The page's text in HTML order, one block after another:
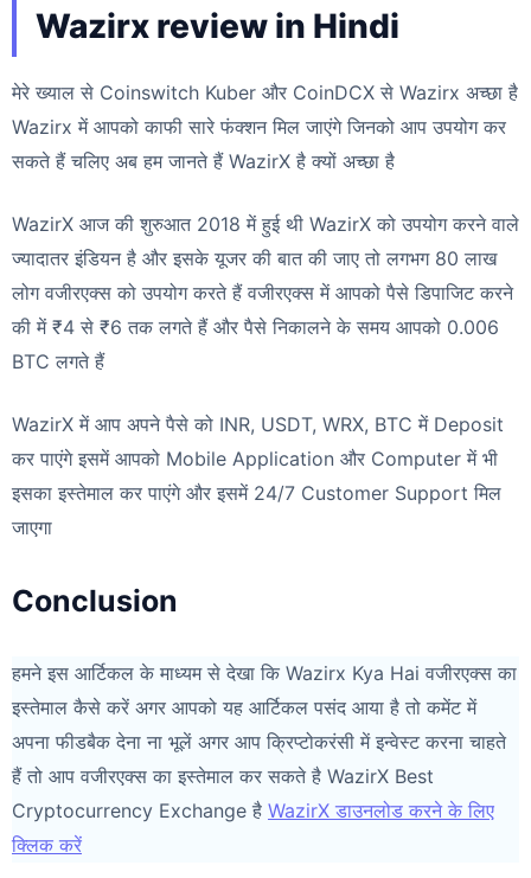
Wazirx review in Hindi
मेरे ख्याल से Coinswitch Kuber और CoinDCX से Wazirx अच्छा है
Wazirx में आपको काफी सारे फंक्शन मिल जाएंगे जिनको आप उपयोग कर
सकते हैं चलिए अब हम जानते हैं WazirX है क्यों अच्छा है
WazirX आज की शुरुआत 2018 में हुई थी WazirX को उपयोग करने वाले
ज्यादातर इंडियन है और इसके यूजर की बात की जाए तो लगभग 80 लाख
लोग वजीरएक्स को उपयोग करते हैं वजीरएक्स में आपको पैसे डिपाजिट करने
की में ₹4 से ₹6 तक लगते हैं और पैसे निकालने के समय आपको 0.006
BTC लगते हैं
WazirX में आप अपने पैसे को INR, USDT, WRX, BTC में Deposit
कर पाएंगे इसमें आपको Mobile Application और Computer में भी
इसका इस्तेमाल कर पाएंगे और इसमें 24/7 Customer Support मिल
जाएगा
Conclusion
हमने इस आर्टिकल के माध्यम से देखा कि Wazirx Kya Hai वजीरएक्स का
इस्तेमाल कैसे करें अगर आपको यह आर्टिकल पसंद आया है तो कमेंट में
अपना फीडबैक देना ना भूलें अगर आप क्रिप्टोकरंसी में इन्वेस्ट करना चाहते
हैं तो आप वजीरएक्स का इस्तेमाल कर सकते है WazirX Best
Cryptocurrency Exchange है WazirX डाउनलोड करने के लिए
क्लिक करें